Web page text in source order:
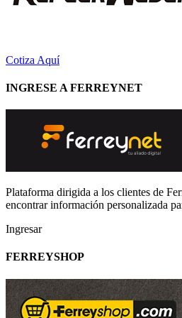
Cotiza Aquí
INGRESE A FERREYNET
Plataforma dirigida a los clientes de
encontrar información personalizada
Ingresar
FERREYSHOP